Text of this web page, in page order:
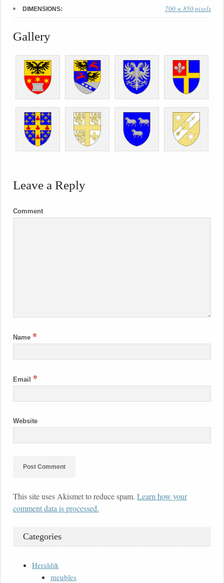
DIMENSIONS: 700 × 850 pixels
Gallery
Leave a Reply
Comment
Name *
Email *
Website
This site uses Akismet to reduce spam. Learn how your
comment data is processed.
Categories
Heraldik
meubles